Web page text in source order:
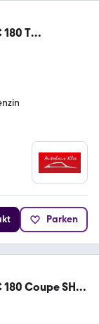
T
Parken
Coupe SHZ
AMG